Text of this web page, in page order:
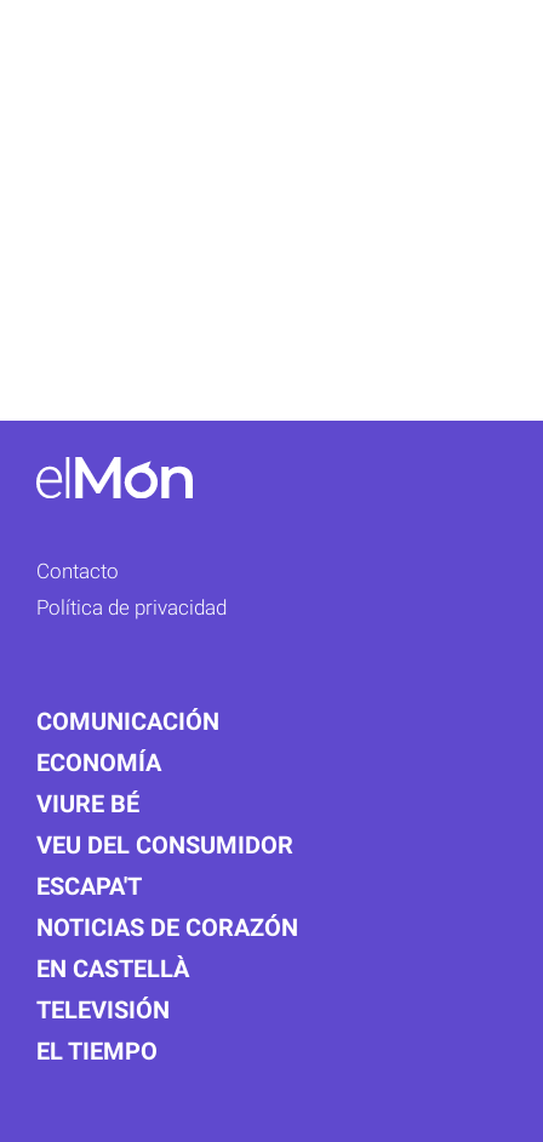
Contacto
Política de privacidad
COMUNICACIÓN
ECONOMÍA
VIURE BÉ
VEU DEL CONSUMIDOR
ESCAPA'T
NOTICIAS DE CORAZÓN
EN CASTELLÀ
TELEVISIÓN
EL TIEMPO